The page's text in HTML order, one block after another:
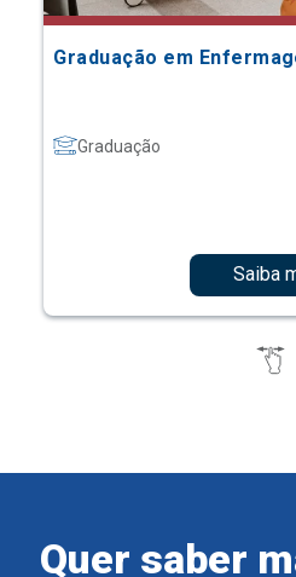
Graduação em
Graduação
Saiba
Quer saber